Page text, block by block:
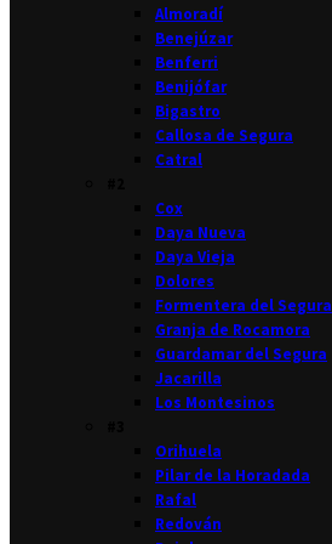
Almoradí
Benejúzar
Benferri
Benijófar
Bigastro
Callosa de Segura
Catral
Cox
Daya Nueva
Daya Vieja
Dolores
Formentera del Segura
Granja de Rocamora
Guardamar del Segura
Jacarilla
Los Montesinos
Orihuela
Pilar de la Horadada
Rafal
Redován